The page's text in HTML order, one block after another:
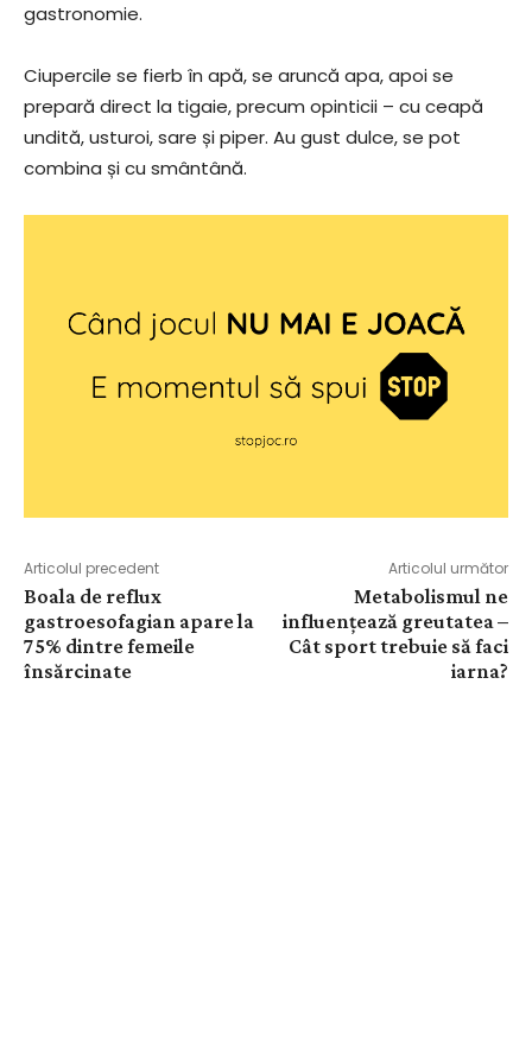
gastronomie.
Ciupercile se fierb în apă, se aruncă apa, apoi se
prepară direct la tigaie, precum opinticii – cu ceapă
undită, usturoi, sare și piper. Au gust dulce, se pot
combina și cu smântână.
Articolul precedent
Boala de reflux
gastroesofagian apare la
75% dintre femeile
însărcinate
Articolul următor
Metabolismul ne
influențează greutatea –
Cât sport trebuie să faci
iarna?